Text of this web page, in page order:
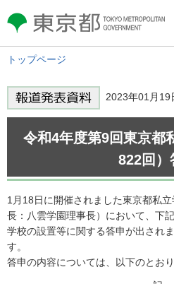
東京都 TOKYO METROPOLITAN
GOVERNMENT
トップページ
2023年01月
令和4年度第9回東京都
822回）
1月18日に開催されました東京都私
長：八雲学園理事長）において、下
学校の設置等に関する答申が出され
す。
答申の内容については、以下のとおり